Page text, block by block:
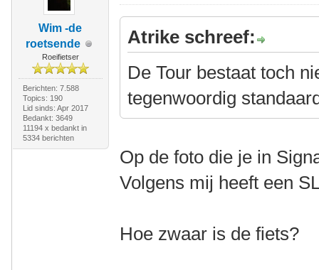
Wim -de
roetsende
Roeifietser
Berichten: 7.588
Topics: 190
Lid sinds: Apr 2017
Bedankt: 3649
11194 x bedankt in
5334 berichten
Atrike schreef:
De Tour bestaat toch
tegenwoordig
Op de foto die je in
Volgens mij heeft een
Hoe zwaar is de fiets?